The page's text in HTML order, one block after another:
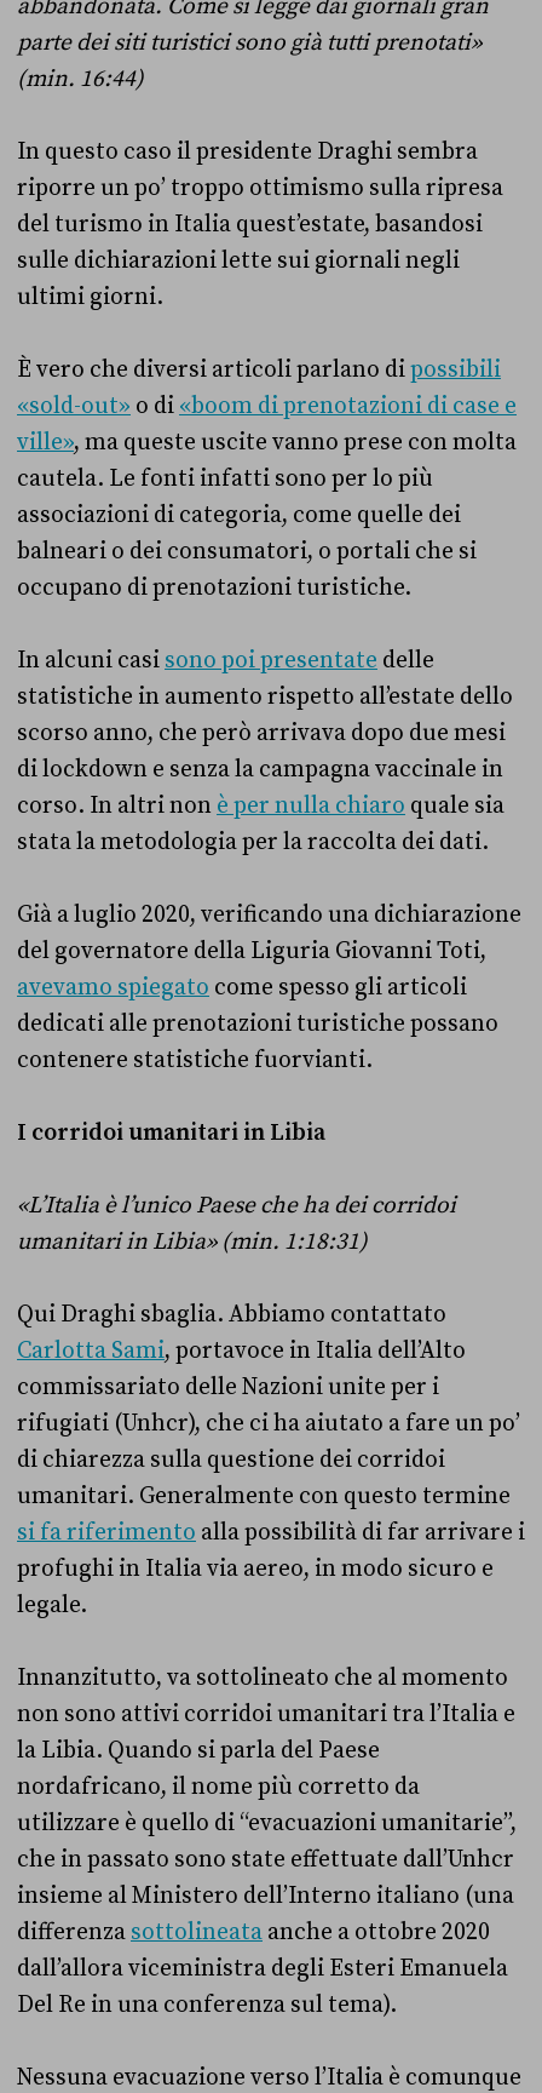
parte dei siti turistici sono già tutti prenotati»
(min. 16:44)
In questo caso il presidente Draghi sembra
riporre un po’ troppo ottimismo sulla ripresa
del turismo in Italia quest’estate, basandosi
sulle dichiarazioni lette sui giornali negli
ultimi giorni.
È vero che diversi articoli parlano dipossibili
«sold-out» o di «boom di prenotazioni di case e
ville», ma queste uscite vanno prese con molta
cautela. Le fonti infatti sono per lo più
associazioni di categoria, come quelle dei
balneari o dei consumatori, o portali che si
occupano di prenotazioni turistiche.
In alcuni casi sono poi presentate delle
statistiche in aumento rispetto all’estate dello
scorso anno, che però arrivava dopo due mesi
di lockdown e senza la campagna vaccinale in
corso. In altri non è per nulla chiaro quale sia
stata la metodologia per la raccolta dei dati.
Già a luglio 2020, verificando una dichiarazione
del governatore della Liguria Giovanni Toti,
avevamo spiegato come spesso gli articoli
dedicati alle prenotazioni turistiche possano
contenere statistiche fuorvianti.
I corridoi umanitari in Libia
«L’Italia è l’unico Paese che ha dei corridoi
umanitari in Libia» (min. 1:18:31)
Qui Draghi sbaglia. Abbiamo contattato
Carlotta Sami, portavoce in Italia dell’Alto
commissariato delle Nazioni unite per i
rifugiati (Unhcr), che ci ha aiutato a fare un po’
di chiarezza sulla questione dei corridoi
umanitari. Generalmente con questo termine
si fa riferimento alla possibilità di far arrivare i
profughi in Italia via aereo, in modo sicuro e
legale.
Innanzitutto, va sottolineato che al momento
non sono attivi corridoi umanitari tra l’Italia e
la Libia. Quando si parla del Paese
nordafricano, il nome più corretto da
utilizzare è quello di “evacuazioni umanitarie”,
che in passato sono state effettuate dall’Unhcr
insieme al Ministero dell’Interno italiano (una
differenza sottolineata anche a ottobre 2020
dall’allora viceministra degli Esteri Emanuela
Del Re in una conferenza sul tema).
Nessuna evacuazione verso l’Italia è comunque